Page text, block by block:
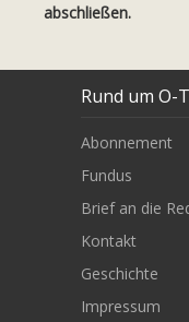
abschließen.
Rund um O-
Abonnement
Fundus
Brief an die
Kontakt
Geschichte
Impressum